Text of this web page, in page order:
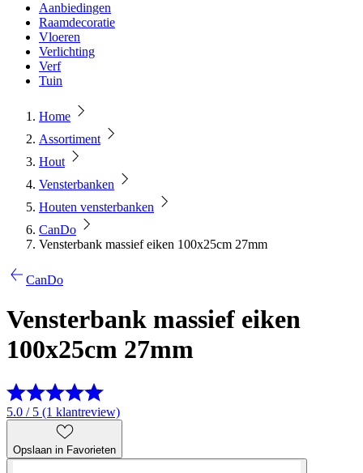
Aanbiedingen
Raamdecoratie
Vloeren
Verlichting
Verf
Tuin
Home
Assortiment
Hout
Vensterbanken
Houten vensterbanken
CanDo
Vensterbank massief eiken 100x25cm 27mm
CanDo
Vensterbank massief eiken
100x25cm 27mm
5.0 / 5 (1 klantreview)
Opslaan in Favorieten